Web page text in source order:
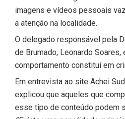
imagens e vídeos pessoais
a atenção na localidade.
O delegado responsável pela
de Brumado, Leonardo
comportamento constitui em
Em entrevista ao site Achei
explicou que aqueles que
esse tipo de conteúdo podem